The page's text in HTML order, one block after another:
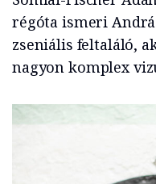
régóta ismeri
zseniális feltaláló,
nagyon komplex